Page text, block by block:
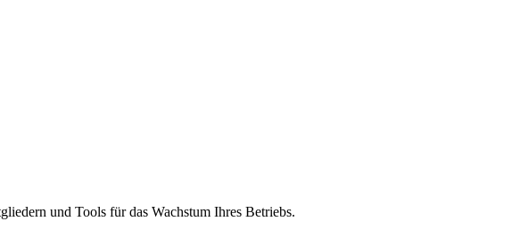
und Tools für das Wachstum Ihres Betriebs.